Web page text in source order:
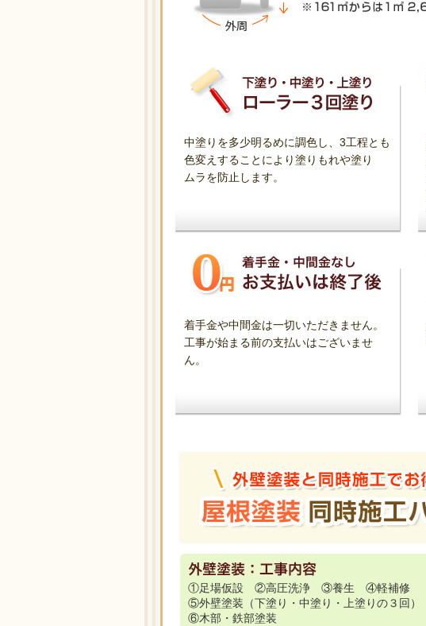
中塗りを多少明るめに調色し、3工程とも
色変えすることにより塗りもれや塗り
ムラを防止します。
着手金や中間金は一切いただきません。
工事が始まる前の支払いはございませ
ん。
①足場仮設 ②高圧洗浄 ③養生 ④軽補修
⑤外壁塗装（下塗り・中塗り・上塗りの３回）
⑥木部・鉄部塗装